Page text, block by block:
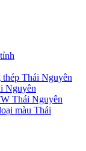
Thái Nguyên
Nguyên
Thái Nguyên
màu Thái